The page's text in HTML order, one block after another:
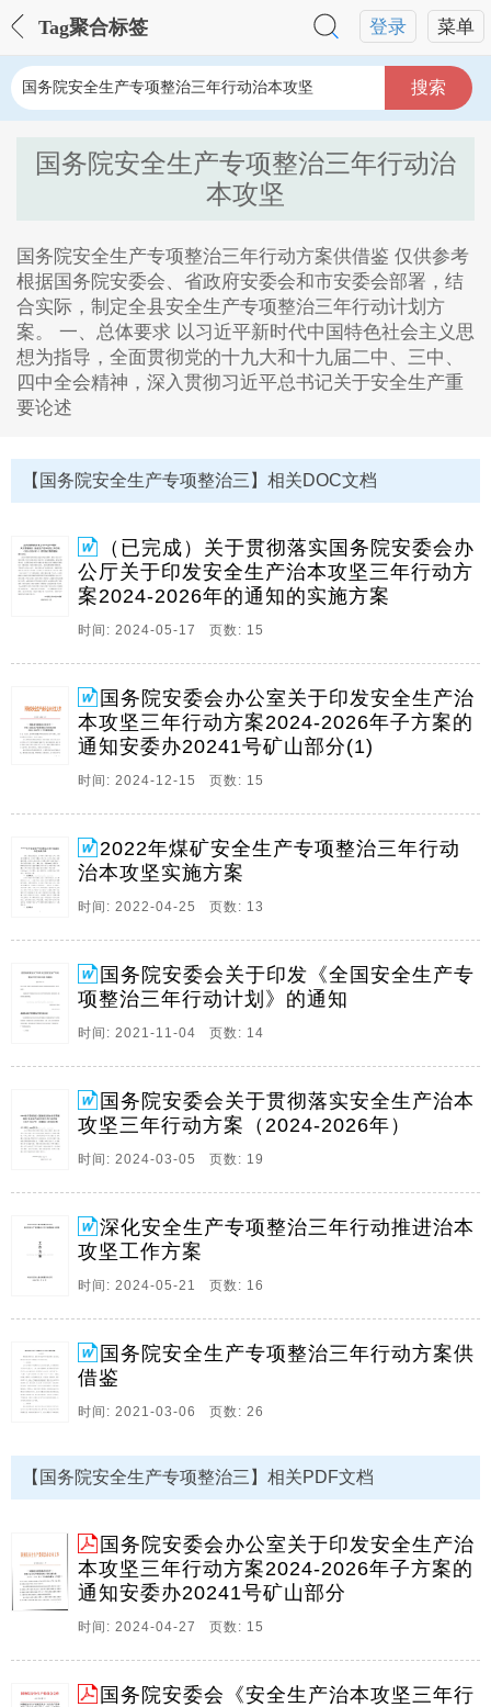
菜单
登录
Tag聚合标签
搜索
国务院安全生产专项整治三年行动治
本攻坚
国务院安全生产专项整治三年行动方案供借鉴 仅供参考
根据国务院安委会、省政府安委会和市安委会部署，结
合实际，制定全县安全生产专项整治三年行动计划方
案。 一、总体要求 以习近平新时代中国特色社会主义思
想为指导，全面贯彻党的十九大和十九届二中、三中、
四中全会精神，深入贯彻习近平总书记关于安全生产重
要论述
述：
1、宜宾众联商贸有限公司,县,煤矿关于贯彻落实安全生
产治本攻坚三年行动,2024,2026年,的实施方案的通知煤
矿各科室,为认真贯彻落实国务院安委会全体会议精神,推
动安全生产治本攻坚三年行动方案,2024,2026年,落实落
细落地,矿成立领导小。
2、国务院安全生产委员会办公室文件安委办20241号国
方案,2024,2026年,子方案的通知各省,自治区,直辖市及
新疆生产建设兵团安全生产委员会,国务院安委会各成员
单位,有关中央企业,为认真贯彻。
3、1国务院安全生产委员会文件安委,2024,2号国务院安
全生产委员会关于安全生产治本攻坚三年行动方
案,2024,2026,的通知各省,自治区,直辖市人民政府及新
疆生产建设兵团,国务院安委会各成员单位,有关中央企
业,安全生产治本攻坚三年行动方案。
4、 关于安全生产专项整治三年行动治本攻坚实施方案
为深入贯彻落实国家省和市关于煤矿安全生产工作的系
列部署要求,深化专项整治三年行动,着力从根本上消除事
故隐患从根本上解决问题,切实提升煤矿安全管理水平,坚
决防范遏制较大及以上事故发生,根据应急管理。
5、国务院安委会关于印发全国安全生产专项整治三年行
中央企业：全国安全生产专项整治三年行动计划已经中
央领导同志同意，现印发给你们，请结合实际认真贯。
6、关于贯彻落实国务院安委会关于贯彻落实的通知的实
施方案公司各部室,项目部,为认真贯彻落实国务院安委会
全体会议精神,推动安全生产治本攻坚三年行动方
案,2024,2026年,落实落细落地,矿成立领导小组,认真研
究制定本矿井实施方案,确定重点任务措。
限责任公司2024年3月19日兴文县玉竹山煤业有限责任
公司深化安全生产专项整治三年行动推进治本攻坚工作
方案审批表会审单位人员会审意见签名日期编制生。
参考 根据国务院安委会、省政府安委会和市安委会部
署，结合实际，制定全县安全生产专项整治三年行动计
一、总体要求 以习近平新时代中国特色社会主义思想为
指导，全面贯彻党的十九大和十九届二中、三中、四中
全会精神，深入贯彻习近平总书记关于安全生产重要论
述，紧紧围绕“走在前列、全面开创”和“七强”“七富”目标
【国务院安全生产专项整治三】相关DOC文档
（已完成）关于贯彻落实国务院安委会办
公厅关于印发安全生产治本攻坚三年行动方
案2024-2026年的通知的实施方案
时间: 2024-05-17 页数: 15
国务院安委会办公室关于印发安全生产治
本攻坚三年行动方案2024-2026年子方案的
通知安委办20241号矿山部分(1)
时间: 2024-12-15 页数: 15
2022年煤矿安全生产专项整治三年行动
治本攻坚实施方案
时间: 2022-04-25 页数: 13
国务院安委会关于印发《全国安全生产专
项整治三年行动计划》的通知
时间: 2021-11-04 页数: 14
国务院安委会关于贯彻落实安全生产治本
攻坚三年行动方案（2024-2026年）
时间: 2024-03-05 页数: 19
深化安全生产专项整治三年行动推进治本
攻坚工作方案
时间: 2024-05-21 页数: 16
国务院安全生产专项整治三年行动方案供
借鉴
时间: 2021-03-06 页数: 26
【国务院安全生产专项整治三】相关PDF文档
国务院安委会办公室关于印发安全生产治
本攻坚三年行动方案2024-2026年子方案的
通知安委办20241号矿山部分
时间: 2024-04-27 页数: 15
国务院安委会《安全生产治本攻坚三年行